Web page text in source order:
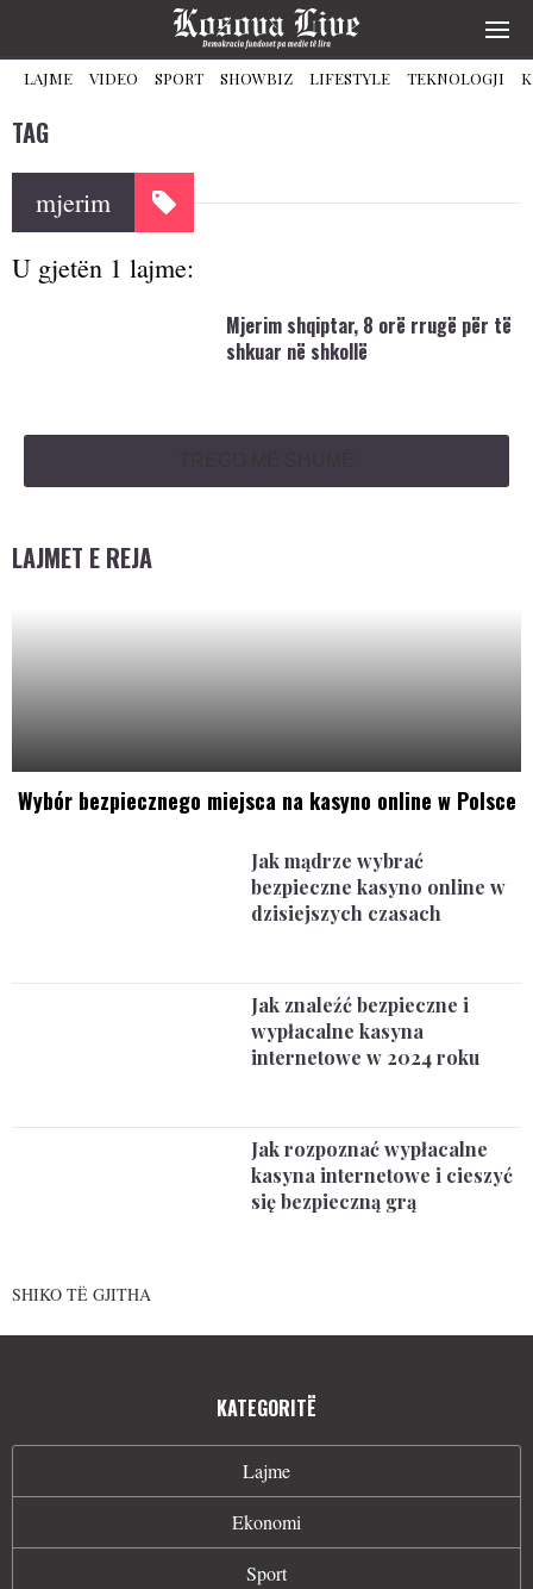
LAJME VIDEO SPORT SHOWBIZ LIFESTYLE TEKNOLOGJI
TAG
mjerim
U gjetën 1 lajme:
Mjerim shqiptar, 8 orë rrugë për të
shkuar në shkollë
LAJMET E REJA
Wybór bezpiecznego miejsca na kasyno online w Polsce
Jak mądrze wybrać
bezpieczne kasyno online w
dzisiejszych czasach
Jak znaleźć bezpieczne i
wypłacalne kasyna
internetowe w 2024 roku
Jak rozpoznać wypłacalne
kasyna internetowe i cieszyć
się bezpieczną grą
SHIKO TË GJITHA
KATEGORITË
Lajme
Ekonomi
Sport